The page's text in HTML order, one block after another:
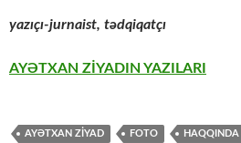
yazıçı-jurnaist, tədqiqatçı
AYƏTXAN ZİYADIN YAZILARI
AYƏTXAN ZİYAD FOTO HAQQINDA